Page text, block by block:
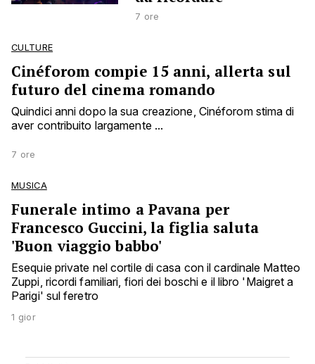
7 ore
CULTURE
Cinéforom compie 15 anni, allerta sul
futuro del cinema romando
Quindici anni dopo la sua creazione, Cinéforom stima di
aver contribuito largamente ...
7 ore
MUSICA
Funerale intimo a Pavana per
Francesco Guccini, la figlia saluta
'Buon viaggio babbo'
Esequie private nel cortile di casa con il cardinale Matteo
Zuppi, ricordi familiari, fiori dei boschi e il libro 'Maigret a
Parigi' sul feretro
1 gior